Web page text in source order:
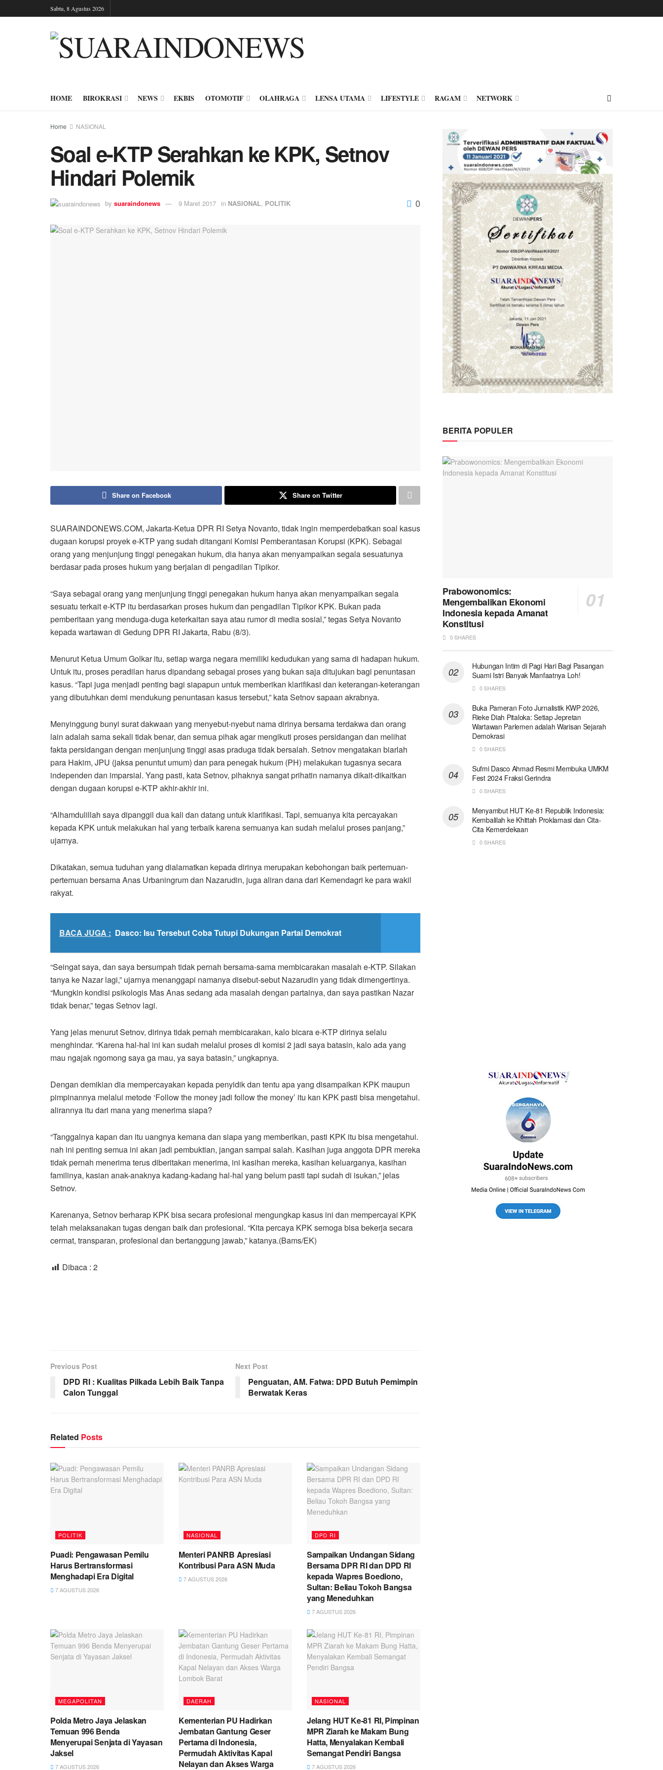
Sabtu, 8 Agustus 2026
HOME BIROKRASI NEWS EKBIS OTOMOTIF OLAHRAGA LENSA UTAMA LIFESTYLE RAGAM NETWORK
Home NASIONAL
Soal e-KTP Serahkan ke KPK, Setnov
Hindari Polemik
by suaraindonews 9 Maret 2017 in NASIONAL, POLITIK 0
Share on Facebook Share on Twitter
SUARAINDONEWS.COM, Jakarta-Ketua DPR RI Setya Novanto, tidak ingin memperdebatkan soal kasus
dugaan korupsi proyek e-KTP yang sudah ditangani Komisi Pemberantasan Korupsi (KPK). Sebagai
orang yang menjunjung tinggi penegakan hukum, dia hanya akan menyampaikan segala sesuatunya
berdasar pada proses hukum yang berjalan di pengadilan Tipikor.
“Saya sebagai orang yang menjunjung tinggi penegakan hukum hanya akan menyampaikan segala
sesuatu terkait e-KTP itu berdasarkan proses hukum dan pengadilan Tipikor KPK. Bukan pada
pemberitaan yang menduga-duga keterkaitan saya atau rumor di media sosial,” tegas Setya Novanto
kepada wartawan di Gedung DPR RI Jakarta, Rabu (8/3).
Menurut Ketua Umum Golkar itu, setiap warga negara memiliki kedudukan yang sama di hadapan hukum.
Untuk itu, proses peradilan harus dipandang sebagai proses yang bukan saja ditujukan bagi penuntasan
kasus. “Tapi juga menjadi penting bagi siapapun untuk memberikan klarifikasi dan keterangan-keterangan
yang dibutuhkan demi mendukung penuntasan kasus tersebut,” kata Setnov sapaan akrabnya.
Menyinggung bunyi surat dakwaan yang menyebut-nyebut nama dirinya bersama terdakwa dan orang
lain adalah sama sekali tidak benar, dan semua pihak agar mengikuti proses persidangan dan melihat
fakta persidangan dengan menjunjung tinggi asas praduga tidak bersalah. Setnov mengatakan biarlah
para Hakim, JPU (jaksa penuntut umum) dan para penegak hukum (PH) melakukan tugasnya secara
independen dan imparsial. Yang pasti, kata Setnov, pihaknya sangat prihatin namanya dikait-dikaitkan
dengan dugaan korupsi e-KTP akhir-akhir ini.
“Alhamdulillah saya dipanggil dua kali dan datang untuk klarifikasi. Tapi, semuanya kita percayakan
kepada KPK untuk melakukan hal yang terbaik karena semuanya kan sudah melalui proses panjang,”
ujarnya.
Dikatakan, semua tuduhan yang dialamatkan kepada dirinya merupakan kebohongan baik pertemuan-
pertemuan bersama Anas Urbaningrum dan Nazarudin, juga aliran dana dari Kemendagri ke para wakil
rakyat.
BACA JUGA : Dasco: Isu Tersebut Coba Tutupi Dukungan Partai Demokrat
“Seingat saya, dan saya bersumpah tidak pernah bersama-sama membicarakan masalah e-KTP. Silakan
tanya ke Nazar lagi,” ujarnya menanggapi namanya disebut-sebut Nazarudin yang tidak dimengertinya.
“Mungkin kondisi psikologis Mas Anas sedang ada masalah dengan partainya, dan saya pastikan Nazar
tidak benar,” tegas Setnov lagi.
Yang jelas menurut Setnov, dirinya tidak pernah membicarakan, kalo bicara e-KTP dirinya selalu
menghindar. “Karena hal-hal ini kan sudah melalui proses di komisi 2 jadi saya batasin, kalo ada yang
mau ngajak ngomong saya ga mau, ya saya batasin,” ungkapnya.
Dengan demikian dia mempercayakan kepada penyidik dan tentu apa yang disampaikan KPK maupun
pimpinannya melalui metode ‘Follow the money jadi follow the money’ itu kan KPK pasti bisa mengetahui.
alirannya itu dari mana yang menerima siapa?
“Tanggalnya kapan dan itu uangnya kemana dan siapa yang memberikan, pasti KPK itu bisa mengetahui.
nah ini penting semua ini akan jadi pembuktian, jangan sampai salah. Kasihan juga anggota DPR mereka
tidak pernah menerima terus diberitakan menerima, ini kasihan mereka, kasihan keluarganya, kasihan
familinya, kasian anak-anaknya kadang-kadang hal-hal yang belum pasti tapi sudah di isukan,” jelas
Setnov.
Karenanya, Setnov berharap KPK bisa secara profesional mengungkap kasus ini dan mempercayai KPK
telah melaksanakan tugas dengan baik dan profesional. “Kita percaya KPK semoga bisa bekerja secara
cermat, transparan, profesional dan bertanggung jawab,” katanya.(Bams/EK)
Dibaca : 2
Previous Post
DPD RI : Kualitas Pilkada Lebih Baik Tanpa
Calon Tunggal
Next Post
Penguatan, AM. Fatwa: DPD Butuh Pemimpin
Berwatak Keras
Related Posts
POLITIK
Puadi: Pengawasan Pemilu
Harus Bertransformasi
Menghadapi Era Digital
7 AGUSTUS 2026
NASIONAL
Menteri PANRB Apresiasi
Kontribusi Para ASN Muda
7 AGUSTUS 2026
DPD RI
Sampaikan Undangan Sidang
Bersama DPR RI dan DPD RI
kepada Wapres Boediono,
Sultan: Beliau Tokoh Bangsa
yang Meneduhkan
7 AGUSTUS 2026
MEGAPOLITAN
Polda Metro Jaya Jelaskan
Temuan 996 Benda
Menyerupai Senjata di Yayasan
Jaksel
7 AGUSTUS 2026
DAERAH
Kementerian PU Hadirkan
Jembatan Gantung Geser
Pertama di Indonesia,
Permudah Aktivitas Kapal
Nelayan dan Akses Warga
NASIONAL
Jelang HUT Ke-81 RI, Pimpinan
MPR Ziarah ke Makam Bung
Hatta, Menyalakan Kembali
Semangat Pendiri Bangsa
7 AGUSTUS 2026
BERITA POPULER
Prabowonomics:
Mengembalikan Ekonomi
Indonesia kepada Amanat
Konstitusi
0 SHARES
Hubungan Intim di Pagi Hari Bagi Pasangan
Suami Istri Banyak Manfaatnya Loh!
0 SHARES
Buka Pameran Foto Jurnalistik KWP 2026,
Rieke Diah Pitaloka: Setiap Jepretan
Wartawan Parlemen adalah Warisan Sejarah
Demokrasi
0 SHARES
Sufmi Dasco Ahmad Resmi Membuka UMKM
Fest 2024 Fraksi Gerindra
0 SHARES
Menyambut HUT Ke-81 Republik Indonesia:
Kembalilah ke Khittah Proklamasi dan Cita-
Cita Kemerdekaan
0 SHARES